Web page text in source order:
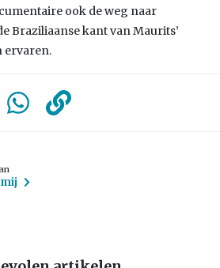
ook de weg naar
Braziliaanse kant van Maurits’
ervaren.